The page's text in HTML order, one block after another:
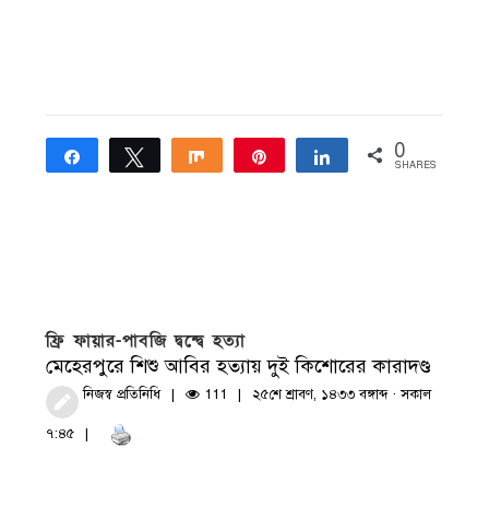
Share Tweet Share Share 0
SHARES
ফ্রি ফায়ার-পাবজি দ্বন্দ্বে হত্যা
মেহেরপুরে শিশু আবির হত্যায় দুই কিশোরের কারাদণ্ড
নিজস্ব প্রতিনিধি 111 ২৫শে শ্রাবণ, ১৪৩৩ বঙ্গাব্দ · সকাল
৭:৪৫